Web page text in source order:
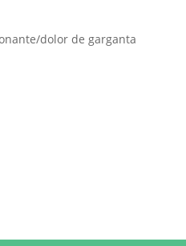
dolor de garganta